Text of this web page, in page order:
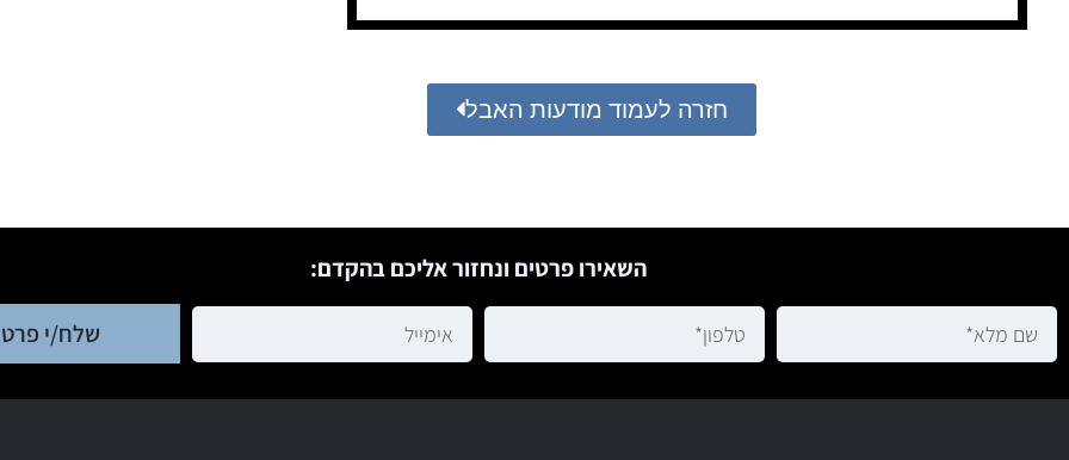
חזרה לעמוד מודעות האבל
השאירו פרטים ונחזור אליכם בהקדם:
שלח/י